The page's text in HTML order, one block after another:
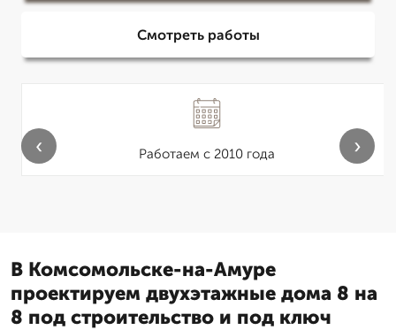
Смотреть работы
Работаем с 2010 года
‹ ›
В Комсомольске-на-Амуре
проектируем двухэтажные дома 8 на
8 под строительство и под ключ